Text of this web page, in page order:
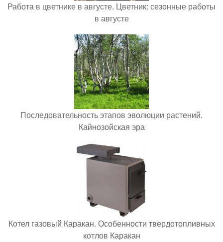
Работа в цветнике в августе. Цветник: сезонные работы
в августе
Последовательность этапов эволюции растений.
Кайнозойская эра
Котел газовый Каракан. Особенности твердотопливных
котлов Каракан